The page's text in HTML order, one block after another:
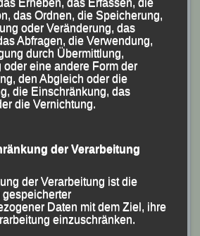
mittwochs und donnerstags
das Kinderturnen findet
Erlebnis und Spaß an der
Motto der Skiabteilung und der
nun das 50jährige Jubiläum
Torsten Weinert, OB Andreas
Vorsitzende Elisabeth Wolf alle
auszeichnen.
das man aufgrund
das Ordnen, die Speicherung,
oder Veränderung, das
Abfragen, die Verwendung,
durch Übermittlung,
oder eine andere Form der
den Abgleich oder die
die Einschränkung, das
die Vernichtung.
der Verarbeitung
der Verarbeitung ist die
gespeicherter
Daten mit dem Ziel, ihre
einzuschränken.